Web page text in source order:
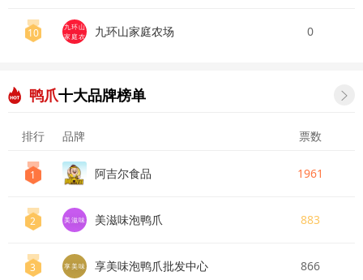
10
九环山
家庭农
九环山家庭农场 0
鸭爪十大品牌榜单 
排行 品牌 票数
1 阿吉尔食品 1961
2 美滋味 美滋味泡鸭爪 883
3 享美味 享美味泡鸭爪批发中心 866